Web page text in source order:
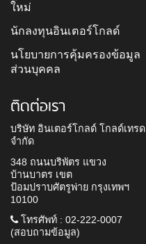
ใหม่
นักลงทุนอินเตอร์โกลด์
นโยบายการคุ้มครองข้อมูล
ส่วนบุคคล
ติดต่อเรา
บริษัท อินเตอร์โกลด์ โกลด์เทรด
จำกัด
348 ถนนบริพัตร แขวง
บ้านบาตร เขต
ป้อมปราบศัตรูพ่าย กรุงเทพฯ
10100
โทรศัพท์ : 02-222-0007
(สอบถามข้อมูล)